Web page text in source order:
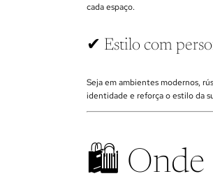
cada espaço.
✔ Estilo com
Seja em ambientes modernos,
identidade e reforça o estilo da
🛍️ Onde